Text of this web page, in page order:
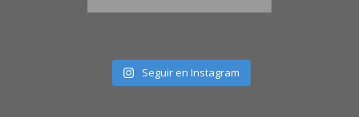
Seguir en Instagram